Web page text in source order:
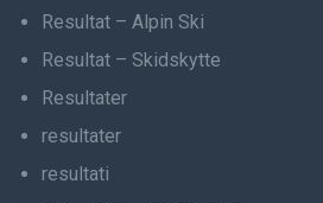
Resultat – Alpin Ski
Resultat – Skidskytte
Resultater
resultater
resultati